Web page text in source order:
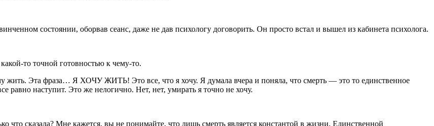
состоянии, оборвав сеанс, даже не дав психологу договорить. Он просто встал и вышел из кабинета психолога.
то точной готовностью к чему-то.
жить. Эта фраза… Я ХОЧУ ЖИТЬ! Это все, что я хочу. Я думала вчера и поняла, что смерть — это то единственное
равно наступит. Это же нелогично. Нет, нет, умирать я точно не хочу.
сказала? Мне кажется, вы не понимайте, что лишь смерть является константой в жизни. Единственной